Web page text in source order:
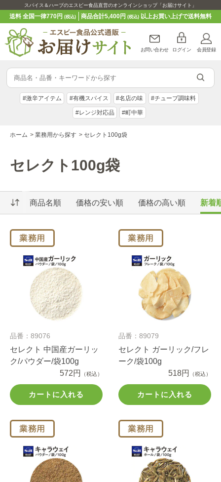
スパイス＆ハーブのエスビー食品直営のオンラインショップ「お届けサイト」
送料 全国一律770円(税込) 商品合計5,400円 (税込)以上お買い上げで送料無料
お問い合わせ ログイン 会員登録
#激辛アイテム #有機スパイス #名店の味 #チューブ調味料
#レンジ対応品 #町中華
ホーム > 業務用から探す > セレクト100g袋
セレクト100g袋
商品名順 価格の安い順 価格の高い順 新着
品番：89076
セレクト 中国産ガーリッ
ク/パウダー/袋100g
572円
（税込）
カートに入れる
品番：89079
セレクト ガーリック/フレ
ーク/袋100g
518円
（税込）
カートに入れる